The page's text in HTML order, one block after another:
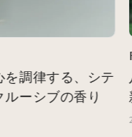
調律する、シテ
ーシブの香り